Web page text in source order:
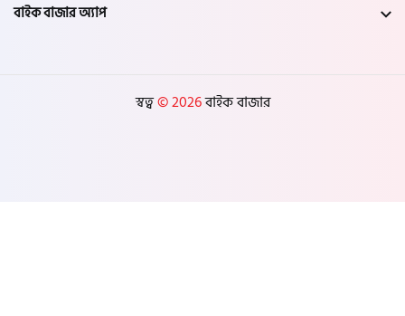
বাইক বাজার অ্যাপ
স্বত্ব© 2026বাইক বাজার